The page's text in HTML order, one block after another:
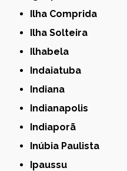
Ilha Comprida
Ilha Solteira
Ilhabela
Indaiatuba
Indiana
Indianapolis
Indiaporã
Inúbia Paulista
Ipaussu